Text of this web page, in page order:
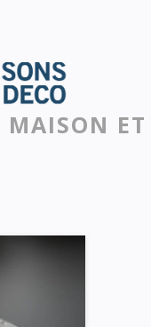
MAISON